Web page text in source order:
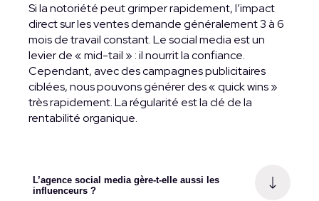
Si la notoriété peut grimper rapidement, l’impact
direct sur les ventes demande généralement 3 à 6
mois de travail constant. Le social media est un
levier de « mid-tail » : il nourrit la confiance.
Cependant, avec des campagnes publicitaires
ciblées, nous pouvons générer des « quick wins »
très rapidement. La régularité est la clé de la
rentabilité organique.
L’agence social media gère-t-elle aussi les
influenceurs ?